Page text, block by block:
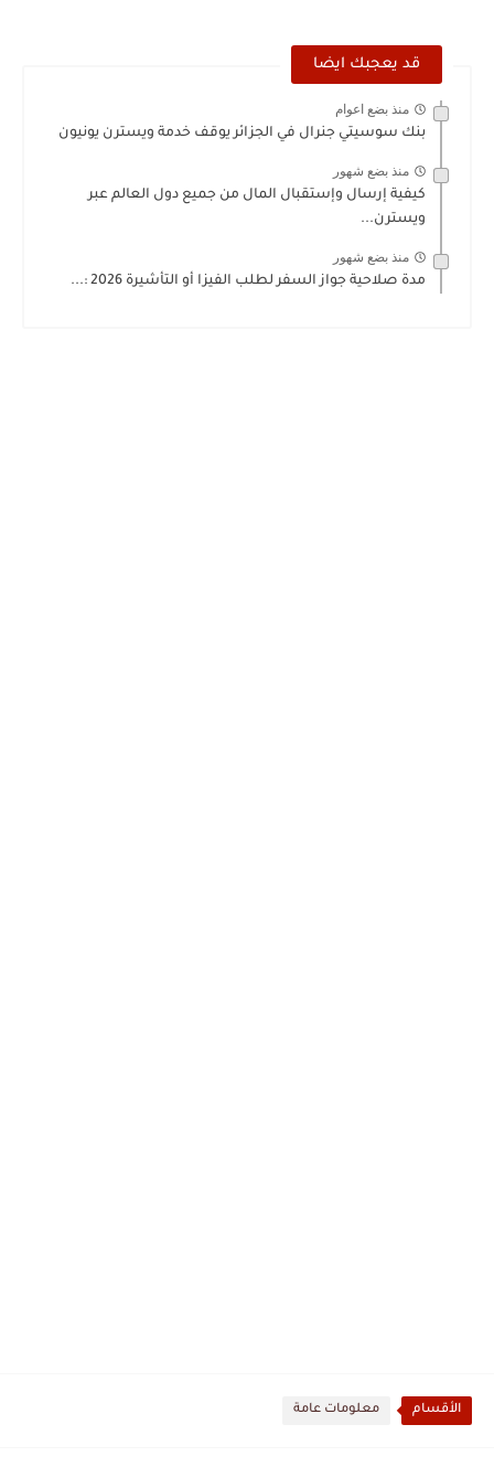
قد يعجبك ايضا
منذ بضع اعوام
بنك سوسيتي جنرال في الجزائر يوقف خدمة ويسترن يونيون
منذ بضع شهور
كيفية إرسال وإستقبال المال من جميع دول العالم عبر
ويسترن...
منذ بضع شهور
مدة صلاحية جواز السفر لطلب الفيزا أو التأشيرة 2026 :...
الأقسام معلومات عامة